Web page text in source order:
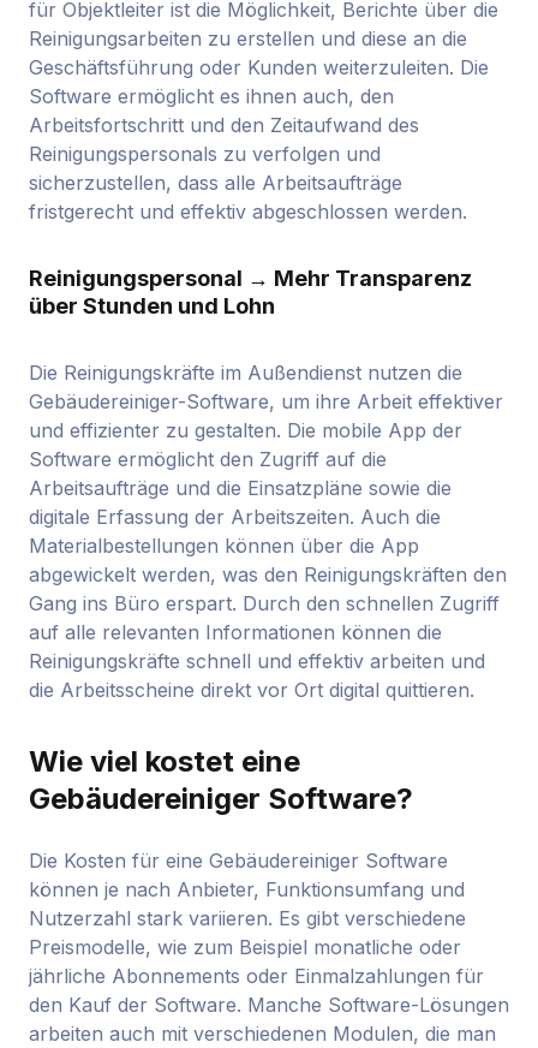
für Objektleiter ist die Möglichkeit, Berichte über die
Reinigungsarbeiten zu erstellen und diese an die
Geschäftsführung oder Kunden weiterzuleiten. Die
Software ermöglicht es ihnen auch, den
Arbeitsfortschritt und den Zeitaufwand des
Reinigungspersonals zu verfolgen und
sicherzustellen, dass alle Arbeitsaufträge
fristgerecht und effektiv abgeschlossen werden.
Reinigungspersonal → Mehr Transparenz
über Stunden und Lohn
Die Reinigungskräfte im Außendienst nutzen die
Gebäudereiniger-Software, um ihre Arbeit effektiver
und effizienter zu gestalten. Die mobile App der
Software ermöglicht den Zugriff auf die
Arbeitsaufträge und die Einsatzpläne sowie die
digitale Erfassung der Arbeitszeiten. Auch die
Materialbestellungen können über die App
abgewickelt werden, was den Reinigungskräften den
Gang ins Büro erspart. Durch den schnellen Zugriff
auf alle relevanten Informationen können die
Reinigungskräfte schnell und effektiv arbeiten und
die Arbeitsscheine direkt vor Ort digital quittieren.
Wie viel kostet eine
Gebäudereiniger Software?
Die Kosten für eine Gebäudereiniger Software
können je nach Anbieter, Funktionsumfang und
Nutzerzahl stark variieren. Es gibt verschiedene
Preismodelle, wie zum Beispiel monatliche oder
jährliche Abonnements oder Einmalzahlungen für
den Kauf der Software. Manche Software-Lösungen
arbeiten auch mit verschiedenen Modulen, die man